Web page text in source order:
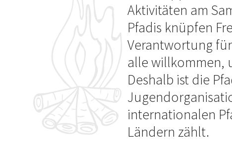
Aktivitäten am
Pfadis knüpfen
Verantwortung
alle willkommen,
Deshalb ist die
internationalen
Ländern zählt.